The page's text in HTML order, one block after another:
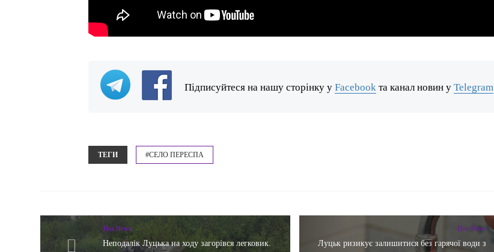
Підписуйтеся на нашу сторінку уFacebook та канал новин уTelegram
ТЕГИ #СЕЛО ПЕРЕСПА
Hot News
Неподалік Луцька на ходу загорівся легковик.
Hot News
Луцьк ризикує залишитися без гарячої води з